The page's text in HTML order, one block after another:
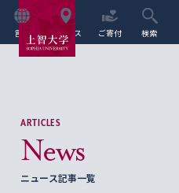
言語 アクセス ご寄付 検索
ARTICLES
News
ニュース記事一覧